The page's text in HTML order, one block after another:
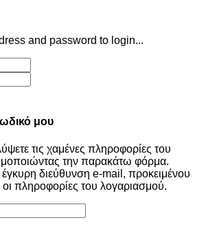
and password to login...
μου
τις χαμένες πληροφορίες του
την παρακάτω φόρμα.
διεύθυνση e-mail, προκειμένου
πληροφορίες του λογαριασμού.